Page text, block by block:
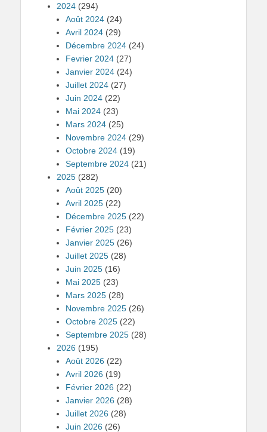
2024 (294)
Août 2024 (24)
Avril 2024 (29)
Décembre 2024 (24)
Fevrier 2024 (27)
Janvier 2024 (24)
Juillet 2024 (27)
Juin 2024 (22)
Mai 2024 (23)
Mars 2024 (25)
Novembre 2024 (29)
Octobre 2024 (19)
Septembre 2024 (21)
2025 (282)
Août 2025 (20)
Avril 2025 (22)
Décembre 2025 (22)
Février 2025 (23)
Janvier 2025 (26)
Juillet 2025 (28)
Juin 2025 (16)
Mai 2025 (23)
Mars 2025 (28)
Novembre 2025 (26)
Octobre 2025 (22)
Septembre 2025 (28)
2026 (195)
Août 2026 (22)
Avril 2026 (19)
Février 2026 (22)
Janvier 2026 (28)
Juillet 2026 (28)
Juin 2026 (26)